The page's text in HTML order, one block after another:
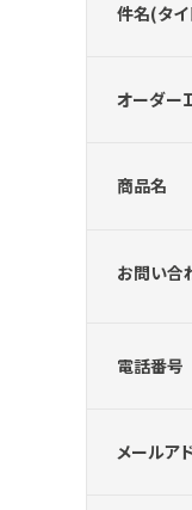
件名(タイ
オーダー
商品名
お問い合
電話番号
メールア